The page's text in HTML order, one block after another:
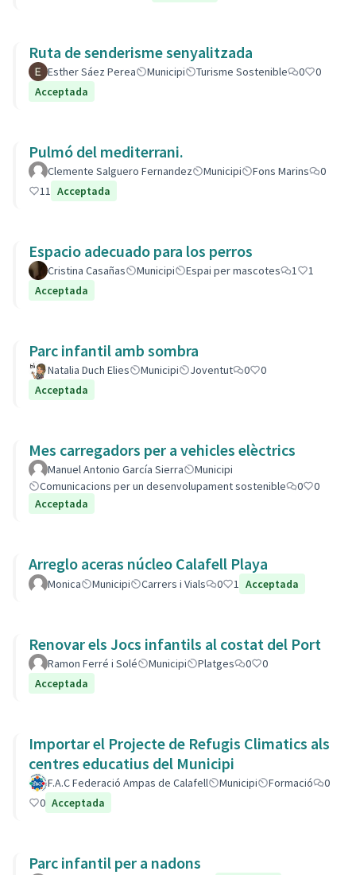
Ruta de senderisme senyalitzada
Esther Sáez Perea Municipi Turisme Sostenible 0
0
Acceptada
Pulmó del mediterrani.
Clemente Salguero Fernandez Municipi Fons Marins
0
11 Acceptada
Espacio adecuado para los perros
Cristina Casañas Municipi Espai per mascotes 1
1
Acceptada
Parc infantil amb sombra
Natalia Duch Elies Municipi Joventut 0
0
Acceptada
Mes carregadors per a vehicles elèctrics
Manuel Antonio García Sierra
Municipi
Comunicacions per un desenvolupament sostenible
0
0
Acceptada
Arreglo aceras núcleo Calafell Playa
Monica Municipi Carrers i Vials 0 1 Acceptada
Renovar els Jocs infantils al costat del Port
Ramon Ferré i Solé Municipi Platges 0
0
Acceptada
Importar el Projecte de Refugis Climatics als
centres educatius del Municipi
F.A.C Federació Ampas de Calafell Municipi Formació
0
0 Acceptada
Parc infantil per a nadons